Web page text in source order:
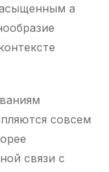
а
совсем
связи с